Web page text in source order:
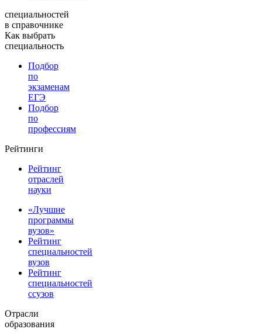
специальностей
в справочнике
Как выбрать
специальность
Подбор
по
экзаменам
ЕГЭ
Подбор
по
профессиям
Рейтинги
Рейтинг
отраслей
науки
«Лучшие
программы
вузов»
Рейтинг
специальностей
вузов
Рейтинг
специальностей
ссузов
Отрасли
образования